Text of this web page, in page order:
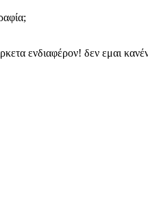
ενδιαφέρον! δεν εμαι